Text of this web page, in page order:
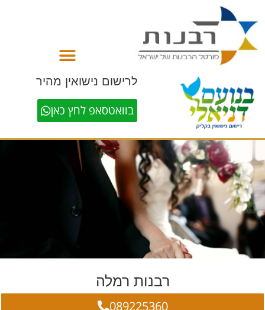
לרישום נישואין מהיר
בוואטסאפ לחץ כאן
רבנות רמלה
089225360